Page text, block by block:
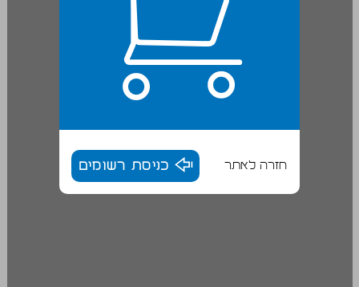
חזרה לאתר כניסת רשומים